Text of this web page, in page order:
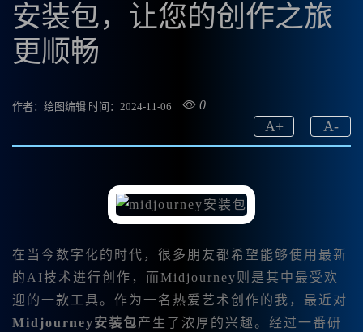
安装包，让您的创作之旅
更顺畅
作者：绘图编辑 时间：2024-11-06 0
A-
A+
在当今数字化的时代，很多朋友都希望能够使用最新
的AI技术进行创作，而Midjourney则是其中最受欢
迎的一款工具。作为一名热爱艺术创作的我，最近对
Midjourney安装包产生了浓厚的兴趣。经过一番研